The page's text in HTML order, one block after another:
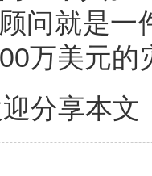
问就是一
万美元的
分享本文